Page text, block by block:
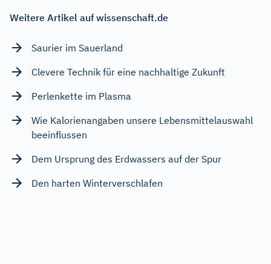
Weitere Artikel auf wissenschaft.de
Saurier im Sauerland
Clevere Technik für eine nachhaltige Zukunft
Perlenkette im Plasma
Wie Kalorienangaben unsere Lebensmittelauswahl
beeinflussen
Dem Ursprung des Erdwassers auf der Spur
Den harten Winterverschlafen